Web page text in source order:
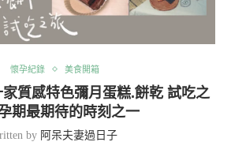
懷孕紀錄 美食開箱
質感特色彌月蛋糕.餅乾 試吃之
期最期待的時刻之一
by 阿呆夫妻過日子